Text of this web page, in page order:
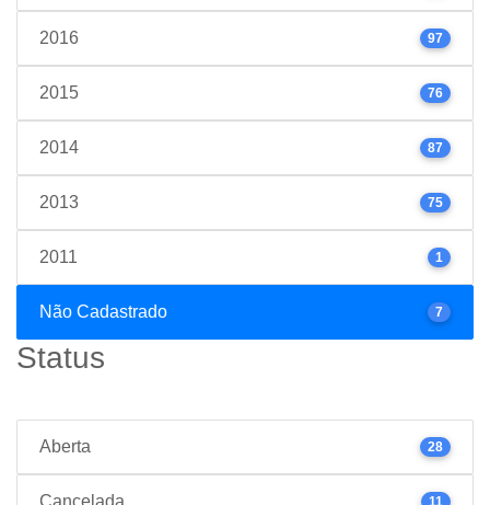
2016 97
2015 76
2014 87
2013 75
2011 1
Não Cadastrado 7
Status
Aberta 28
Cancelada 11